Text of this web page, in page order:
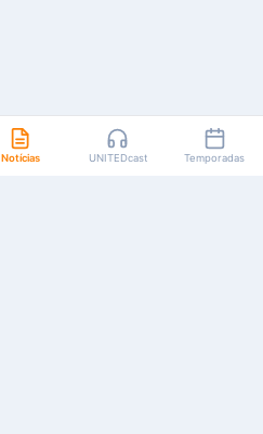
Notícias UNITEDcast Temporadas